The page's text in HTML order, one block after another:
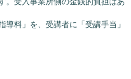
料」を、受講者に「受講手当」